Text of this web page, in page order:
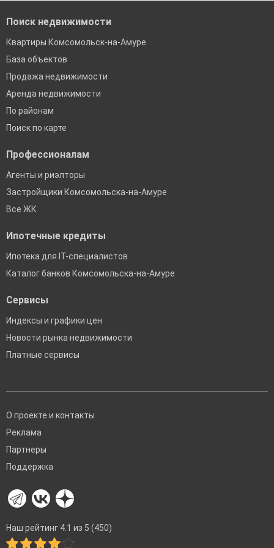
Поиск недвижимости
Квартиры Комсомольск-на-Амуре
База объектов
Продажа недвижимости
Аренда недвижимости
По районам
Поиск по карте
Профессионалам
Агенты и риэлторы
Застройщики Комсомольска-на-Амуре
Все ЖК
Ипотечные кредиты
Ипотека для IT-специалистов
Каталог банков Комсомольска-на-Амуре
Сервисы
Индексы и графики цен
Новости рынка недвижимости
Платные сервисы
О проекте и контакты
Реклама
Партнеры
Поддержка
Наш рейтинг 4.1 из 5 (450)